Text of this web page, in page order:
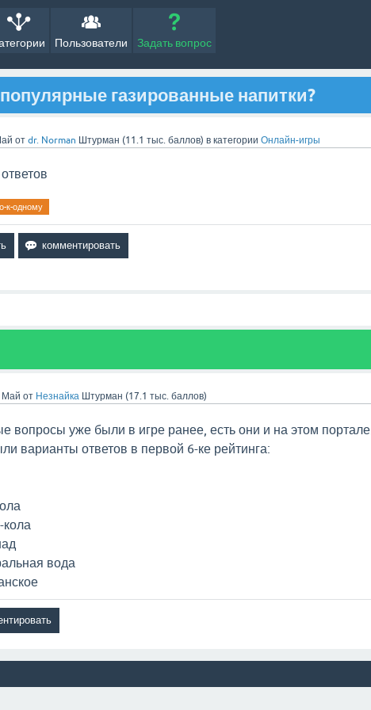
Пользователи Задать вопрос
газированные напитки?
от dr. Norman Штурман (11.1 тыс. баллов) в категории Онлайн-игры
к-одному
Май от Незнайка Штурман (17.1 тыс. баллов)
вопросы уже были в игре ранее, есть они и на этом портале.
варианты ответов в первой 6-ке рейтинга:
вода